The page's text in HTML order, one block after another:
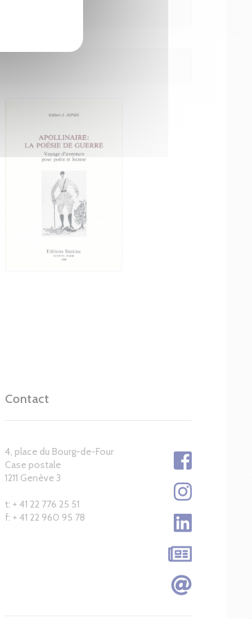
Contact
4, place du Bourg-de-Four
Case postale
1211 Genève 3
t: + 41 22 776 25 51
f: + 41 22 960 95 78